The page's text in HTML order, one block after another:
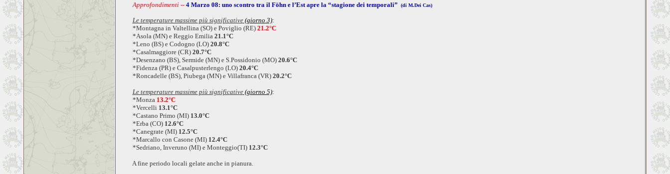
Approfondimenti -- 4 Marzo 08: uno scontro tra il Föhn e l’Est apre la “stagione dei temporali” (di M.Dei Cas)
Le temperature massime più significative(giorno 3):
*Montagna in Valtellina (SO) e Poviglio (RE) 21.2°C
*Asola (MN) e Reggio Emilia 21.1°C
*Leno (BS) e Codogno (LO) 20.8°C
*Casalmaggiore (CR) 20.7°C
*Desenzano (BS), Sermide (MN) e S.Possidonio (MO) 20.6°C
*Fidenza (PR) e Casalpusterlengo (LO) 20.4°C
*Roncadelle (BS), Piubega (MN) e Villafranca (VR) 20.2°C
Le temperature massime più significative(giorno 5):
*Monza 13.2°C
*Vercelli 13.1°C
*Castano Primo (MI) 13.0°C
*Erba (CO) 12.6°C
*Canegrate (MI) 12.5°C
*Marcallo con Casone (MI) 12.4°C
*Sedriano, Inveruno (MI) e Monteggio(TI) 12.3°C
A fine periodo locali gelate anche in pianura.